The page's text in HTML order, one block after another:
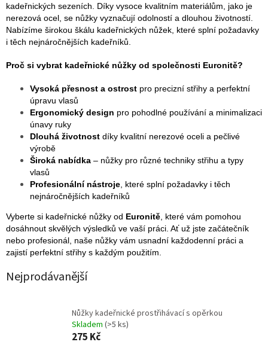
kadeřnických sezeních. Díky vysoce kvalitním materiálům, jako je
nerezová ocel, se nůžky vyznačují odolností a dlouhou životností.
Nabízíme širokou škálu kadeřnických nůžek, které splní požadavky
i těch nejnáročnějších kadeřníků.
Proč si vybrat kadeřnické nůžky od společnosti Euronitě?
Vysoká přesnost a ostrost pro precizní střihy a perfektní
úpravu vlasů
Ergonomický design pro pohodlné používání a minimalizaci
únavy ruky
Dlouhá životnost díky kvalitní nerezové oceli a pečlivé
výrobě
Široká nabídka – nůžky pro různé techniky střihu a typy
vlasů
Profesionální nástroje , které splní požadavky i těch
nejnáročnějších kadeřníků
Vyberte si kadeřnické nůžky od Euronitě , které vám pomohou
dosáhnout skvělých výsledků ve vaší práci. Ať už jste začátečník
nebo profesionál, naše nůžky vám usnadní každodenní práci a
zajistí perfektní střihy s každým použitím.
Nejprodávanější
Nůžky kadeřnické prostřihávací s opěrkou
Skladem (>5 ks)
275 Kč